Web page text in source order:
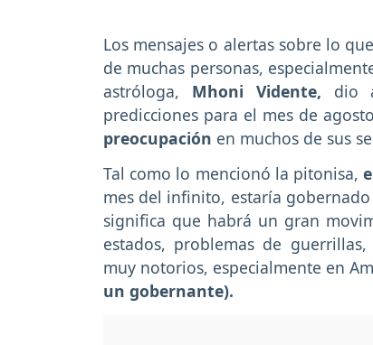
Los mensajes o alertas sobre lo
de muchas personas,
astróloga, Mhoni Vidente, dio
predicciones para el mes de
preocupación en muchos de sus
Tal como lo mencionó la pitonisa,
mes del infinito, estaría
significa que habrá un gran
estados, problemas de
muy notorios, especialmente en
un gobernante).